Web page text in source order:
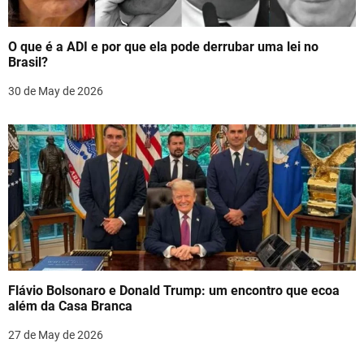
t
i
o
n
O que é a ADI e por que ela pode derrubar uma lei no
Brasil?
30 de May de 2026
Flávio Bolsonaro e Donald Trump: um encontro que ecoa
além da Casa Branca
27 de May de 2026